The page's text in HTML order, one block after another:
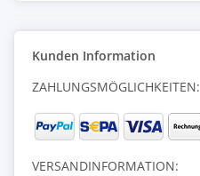
Kunden Information
ZAHLUNGSMÖGLICHKEITEN:
VERSANDINFORMATION: